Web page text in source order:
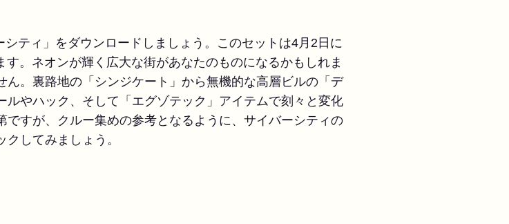
ティ」をダウンロードしましょう。このセットは4月2日に
。ネオンが輝く広大な街があなたのものになるかもしれま
。裏路地の「シンジケート」から無機的な高層ビルの「デ
ルやハック、そして「エグゾテック」アイテムで刻々と変化
ですが、クルー集めの参考となるように、サイバーシティの
してみましょう。